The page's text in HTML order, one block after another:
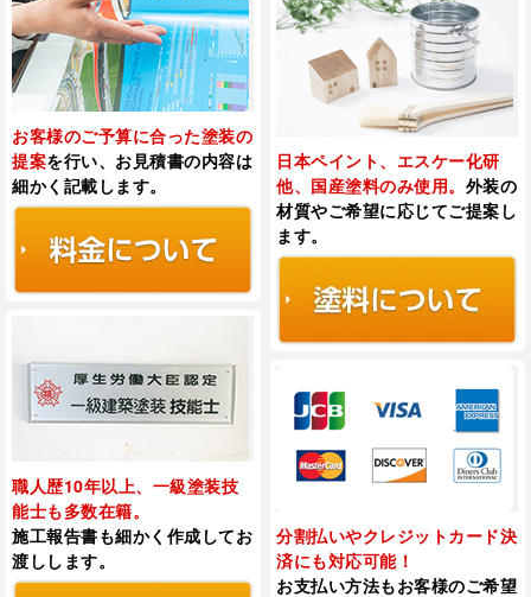
お客様のご予算に合った塗装の
提案を行い、 お見積書の内容は
細かく記載します。
日本ペイント、エスケー化研
他、国産塗料のみ使用。 外装の
材質やご希望に応じてご提案し
ます。
職人歴10年以上、一級塗装技
能士も多数在籍。
施工報告書も細かく作成してお
渡しします。
分割払いやクレジットカード決
済にも対応可能！
お支払い方法もお客様のご希望